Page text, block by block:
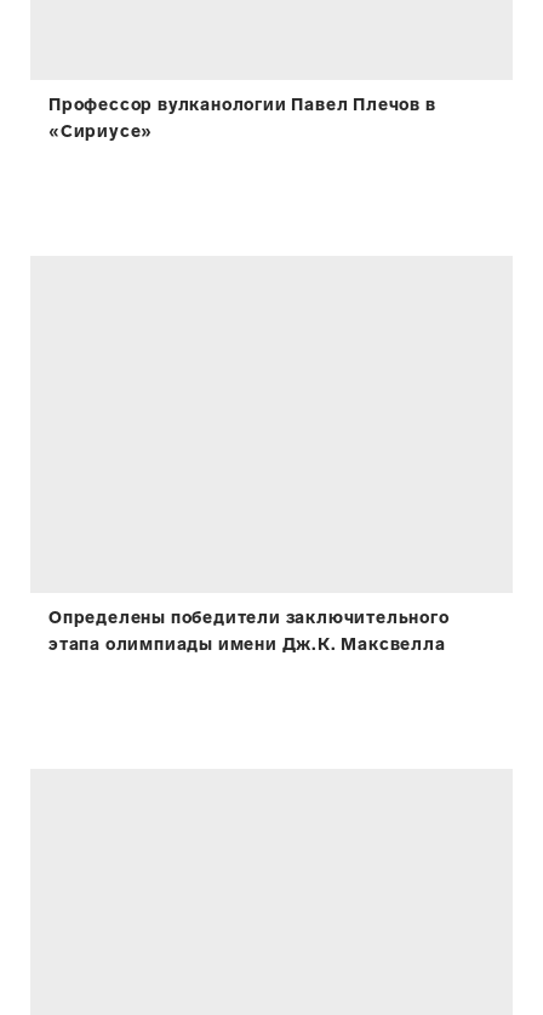
Профессор вулканологии Павел Плечов в
«Сириусе»
Определены победители заключительного
этапа олимпиады имени Дж.К. Максвелла